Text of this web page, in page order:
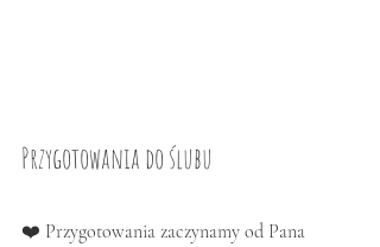
Przygotowania do ślubu
❤️ Przygotowania zaczynamy od Pana